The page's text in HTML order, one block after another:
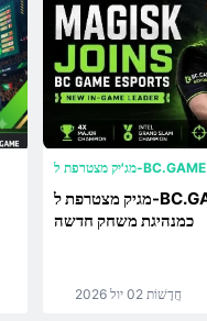
מג'יק מצטרפת ל-BC.GAME
מגיק מצטרפת ל-BC.GAME Esports
כמנהיגת משחק חדשה
חֲדָשׁוֹת 02 יול 2026